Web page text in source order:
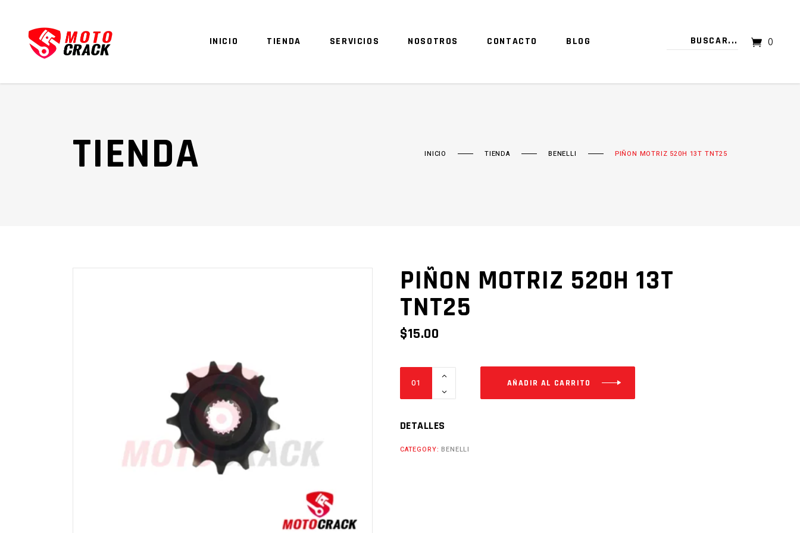
INICIO TIENDA SERVICIOS NOSOTROS CONTACTO BLOG 0
TU CARRITO ESTÁ VACÍO.
TIENDA INICIO TIENDA BENELLI PIÑON MOTRIZ 520H 13T TNT25
PIÑON MOTRIZ 520H 13T
TNT25
$15.00
13T
Cantidad
AÑADIR AL CARRITO
DETALLES
CATEGORY: BENELLI